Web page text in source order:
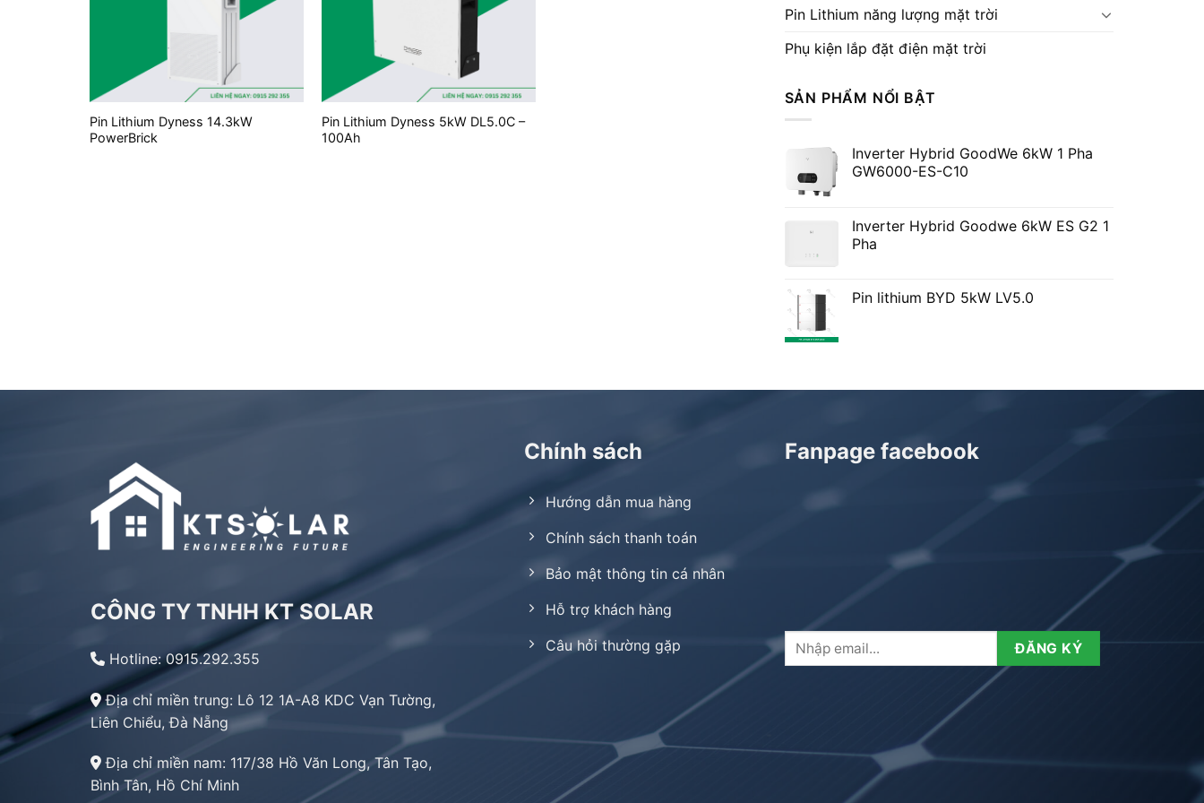
+
Pin Lithium Dyness 14.3kW
PowerBrick
+
Pin Lithium Dyness 5kW DL5.0C –
100Ah
Pin Lithium năng lượng mặt trời
Phụ kiện lắp đặt điện mặt trời
SẢN PHẨM NỔI BẬT
Inverter Hybrid GoodWe 6kW 1 Pha
GW6000-ES-C10
Inverter Hybrid Goodwe 6kW ES G2 1
Pha
Pin lithium BYD 5kW LV5.0
CÔNG TY TNHH KT SOLAR
Hotline: 0915.292.355
Địa chỉ miền trung: Lô 12 1A-A8 KDC Vạn Tường,
Liên Chiểu, Đà Nẵng
Địa chỉ miền nam: 117/38 Hồ Văn Long, Tân Tạo,
Bình Tân, Hồ Chí Minh
Chính sách
Hướng dẫn mua hàng
Chính sách thanh toán
Bảo mật thông tin cá nhân
Hỗ trợ khách hàng
Câu hỏi thường gặp
Fanpage facebook